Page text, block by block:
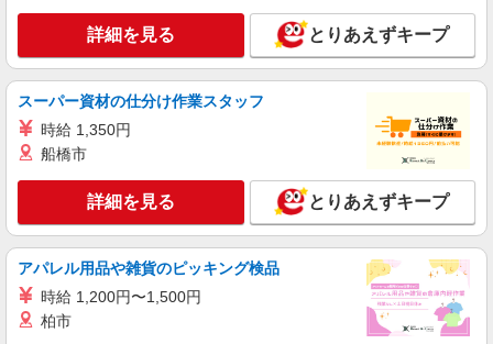
時給1500円〜2125円 ＜日払い有/週払い有/交
通費全支給(ガソリン代含む)＞
長野市
キープ 詳細を見る
株式会社kotrio /●MT-H-2086545
はじめてでも安心。と思える看護助手★長野市
★履歴書不要
時給1500円〜2125円 ＜日払い有/週払い有/交
詳細を見る とりあえずキープ
スーパー資材の仕分け作業スタッフ
時給 1,350円
船橋市
詳細を見る とりあえずキープ
アパレル用品や雑貨のピッキング検品
時給 1,200円〜1,500円
柏市